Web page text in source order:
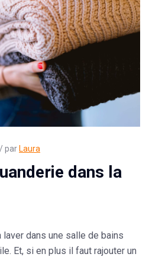
par Laura
dans la
laver dans une salle de bains
Et, si en plus il faut rajouter un